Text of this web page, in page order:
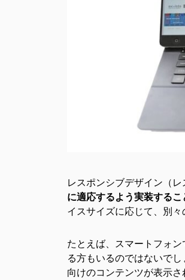
レスポ
コーデ
レスポン
レスポンシ
品質管理体制
ーがお
基本プラン
コーディン
充実した品
レスポンシブデザイン（レ
に適応するよう実装するこ
イスサイズに応じて、別
たとえば、スマートフォ
る方もいるのではないで
向けのコンテンツが表示さ